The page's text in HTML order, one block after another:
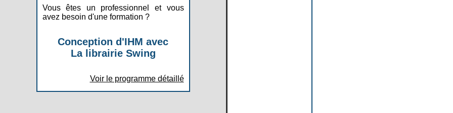
Vous êtes un professionnel et vous
avez besoin d'une formation ?
Conception d'IHM avec
La librairie Swing
Voir le programme détaillé